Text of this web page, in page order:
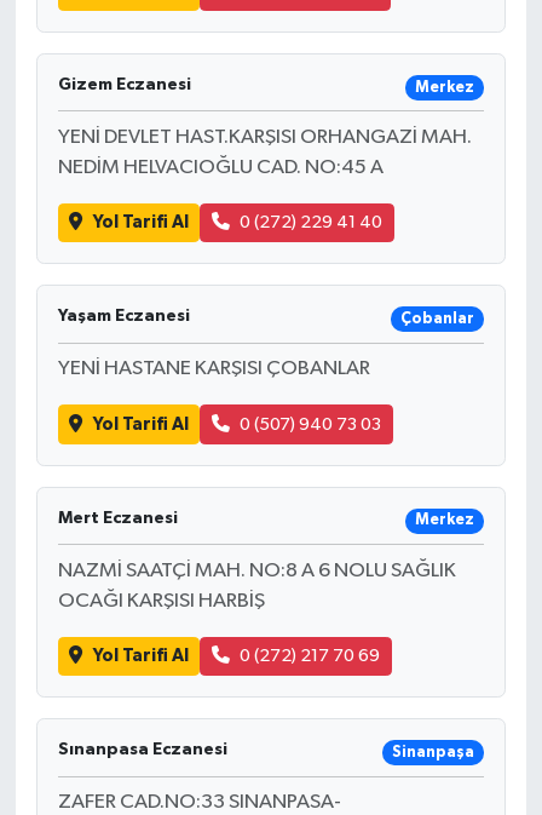
Gizem Eczanesi Merkez
YENİ DEVLET HAST.KARŞISI ORHANGAZİ MAH.
NEDİM HELVACIOĞLU CAD. NO:45 A
Yol Tarifi Al 0 (272) 229 41 40
Yaşam Eczanesi Çobanlar
YENİ HASTANE KARŞISI ÇOBANLAR
Yol Tarifi Al 0 (507) 940 73 03
Mert Eczanesi Merkez
NAZMİ SAATÇİ MAH. NO:8 A 6 NOLU SAĞLIK
OCAĞI KARŞISI HARBİŞ
Yol Tarifi Al 0 (272) 217 70 69
Sınanpasa Eczanesi Sinanpaşa
ZAFER CAD.NO:33 SINANPASA-